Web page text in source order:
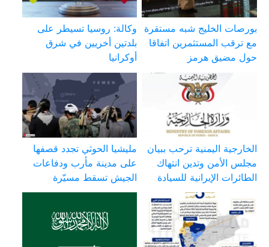
بورصات الخليج شبه مستقرة
مع ترقب المستثمرين اتفاقا
حول مضيق هرمز
وكالة: روسيا تسيطر على
بلدتين أخريين في شرق
أوكرانيا
الخارجية اليمنية ترحب ببيان
مجلس الأمن وتدين انتهاك
الطائرات الإيرانية للسيادة
مليشيا الحوثي تجدد قصفها
على مدينة مأرب ودفاعات
الجيش تسقط مسيّرة